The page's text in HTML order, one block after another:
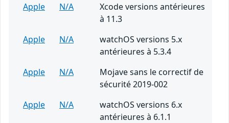
Apple
N/A
Xcode versions antérieures
à 11.3
Apple
N/A
watchOS versions 5.x
antérieures à 5.3.4
Apple
N/A
Mojave sans le correctif de
sécurité 2019-002
Apple
N/A
watchOS versions 6.x
antérieures à 6.1.1